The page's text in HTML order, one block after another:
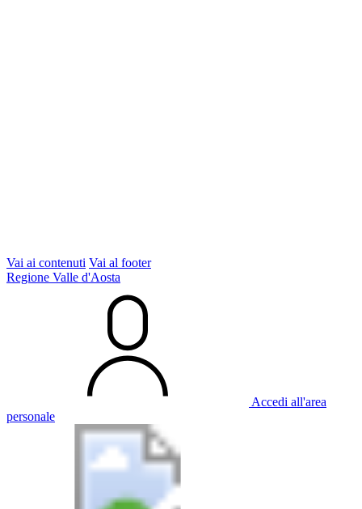
Vai ai contenuti Vai al footer
Regione Valle d'Aosta
Accedi all'area
personale